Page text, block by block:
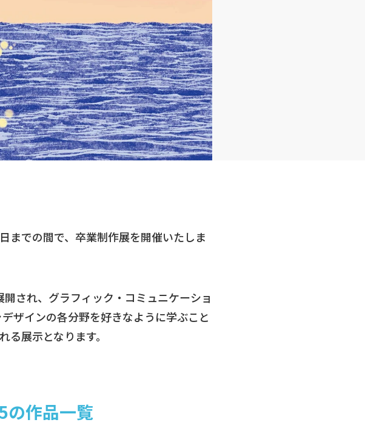
までの間で、卒業制作展を開催いたしま
され、グラフィック・コミュニケーショ
ザインの各分野を好きなように学ぶこと
展示となります。
の作品一覧